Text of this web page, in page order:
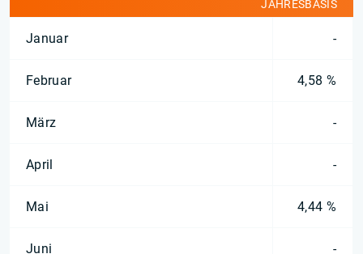
JAHRESBASIS
Januar -
Februar 4,58 %
März -
April -
Mai 4,44 %
Juni -